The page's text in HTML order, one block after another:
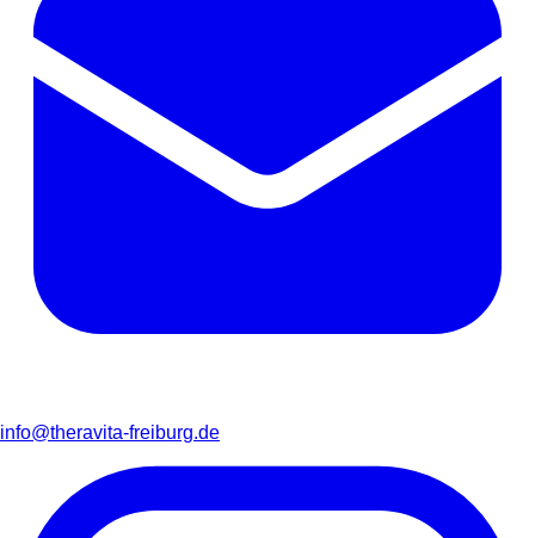
info@theravita-freiburg.de